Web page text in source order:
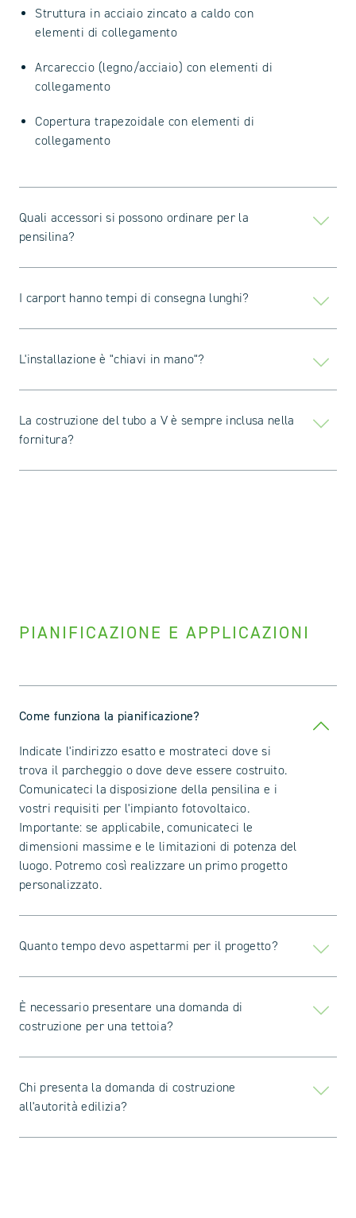
Struttura in acciaio zincato a caldo con
elementi di collegamento
Arcareccio (legno/acciaio) con elementi di
collegamento
Copertura trapezoidale con elementi di
collegamento
Quali accessori si possono ordinare per la
pensilina?
I carport hanno tempi di consegna lunghi?
L'installazione è "chiavi in mano"?
La costruzione del tubo a V è sempre inclusa nella
fornitura?
PIANIFICAZIONE E APPLICAZIONI
Come funziona la pianificazione?
Indicate l'indirizzo esatto e mostrateci dove si
trova il parcheggio o dove deve essere costruito.
Comunicateci la disposizione della pensilina e i
vostri requisiti per l'impianto fotovoltaico.
Importante: se applicabile, comunicateci le
dimensioni massime e le limitazioni di potenza del
luogo. Potremo così realizzare un primo progetto
personalizzato.
Quanto tempo devo aspettarmi per il progetto?
È necessario presentare una domanda di
costruzione per una tettoia?
Chi presenta la domanda di costruzione
all'autorità edilizia?